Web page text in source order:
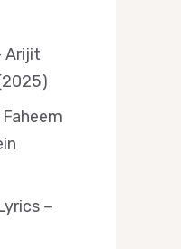
Arijit
–